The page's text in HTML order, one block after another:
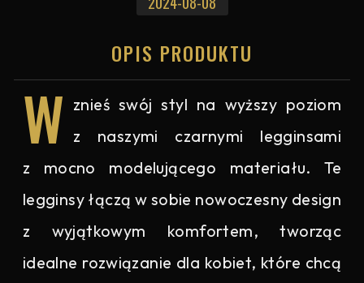
OPIS PRODUKTU
W znieś swój styl na wyższy poziom
z naszymi czarnymi legginsami
z mocno modelującego materiału. Te
legginsy łączą w sobie nowoczesny design
z wyjątkowym komfortem, tworząc
idealne rozwiązanie dla kobiet, które chcą